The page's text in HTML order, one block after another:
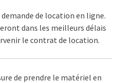
demande de location en ligne.
dans les meilleurs délais
le contrat de location.
de prendre le matériel en